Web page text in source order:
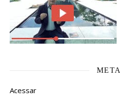
META
Acessar